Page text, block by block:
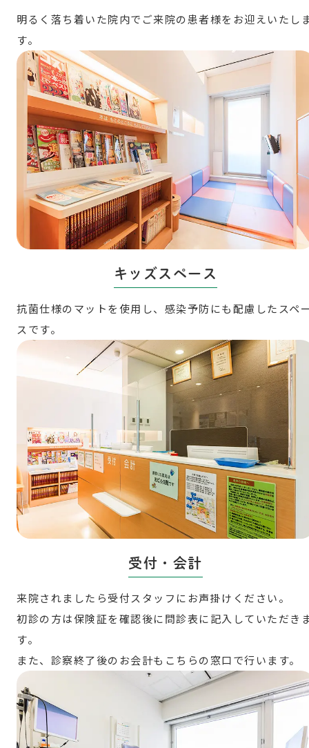
明るく落ち着いた院内でご来院の患者様をお迎えいたし
す。
キッズスペース
抗菌仕様のマットを使用し、感染予防にも配慮したスペ
スです。
受付・会計
来院されましたら受付スタッフにお声掛けください。
初診の方は保険証を確認後に問診表に記入していただき
す。
また、診察終了後のお会計もこちらの窓口で行います。